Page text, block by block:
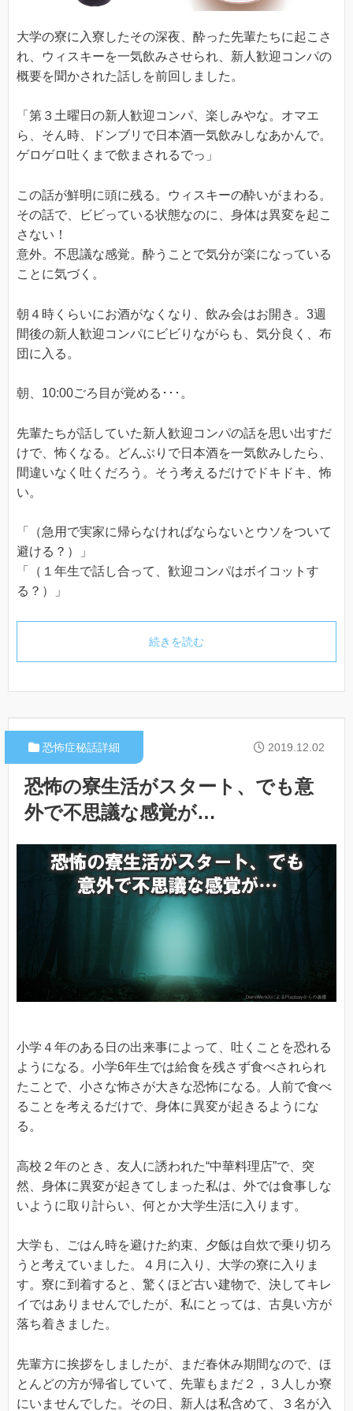
大学の寮に入寮したその深夜、酔った先輩たちに起こさ
れ、ウィスキーを一気飲みさせられ、新人歓迎コンパの
概要を聞かされた話しを前回しました。
「第３土曜日の新人歓迎コンパ、楽しみやな。オマエ
ら、そん時、ドンブリで日本酒一気飲みしなあかんで。
ゲロゲロ吐くまで飲まされるでっ」
この話が鮮明に頭に残る。ウィスキーの酔いがまわる。
その話で、ビビっている状態なのに、身体は異変を起こ
さない！
意外。不思議な感覚。酔うことで気分が楽になっている
ことに気づく。
朝４時くらいにお酒がなくなり、飲み会はお開き。3週
間後の新人歓迎コンパにビビりながらも、気分良く、布
団に入る。
朝、10:00ごろ目が覚める･･･。
先輩たちが話していた新人歓迎コンパの話を思い出すだ
けで、怖くなる。どんぶりで日本酒を一気飲みしたら、
間違いなく吐くだろう。そう考えるだけでドキドキ、怖
い。
「（急用で実家に帰らなければならないとウソをついて
避ける？）」
「（１年生で話し合って、歓迎コンパはボイコットす
る？）」
続きを読む
2019.12.02
恐怖症秘話詳細
恐怖の寮生活がスタート、でも意
外で不思議な感覚が…
小学４年のある日の出来事によって、吐くことを恐れる
ようになる。小学6年生では給食を残さず食べされられ
たことで、小さな怖さが大きな恐怖になる。人前で食べ
ることを考えるだけで、身体に異変が起きるようにな
る。
高校２年のとき、友人に誘われた“中華料理店”で、突
然、身体に異変が起きてしまった私は、外では食事しな
いように取り計らい、何とか大学生活に入ります。
大学も、ごはん時を避けた約束、夕飯は自炊で乗り切ろ
うと考えていました。４月に入り、大学の寮に入りま
す。寮に到着すると、驚くほど古い建物で、決してキレ
イではありませんでしたが、私にとっては、古臭い方が
落ち着きました。
先輩方に挨拶をしましたが、まだ春休み期間なので、ほ
とんどの方が帰省していて、先輩もまだ２，３人しか寮
にいませんでした。その日、新人は私含めて、３名が入